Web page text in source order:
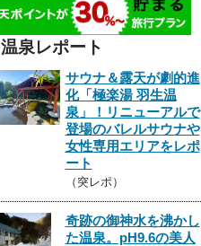
温泉レポート
サウナ＆露天が劇的進
化「極楽湯 羽生温
泉」！リニューアルで
登場のバレルサウナや
女性専用エリアをレポ
ート
（突レポ）
奇跡の御神水を沸かし
た温泉。pH9.6の美人